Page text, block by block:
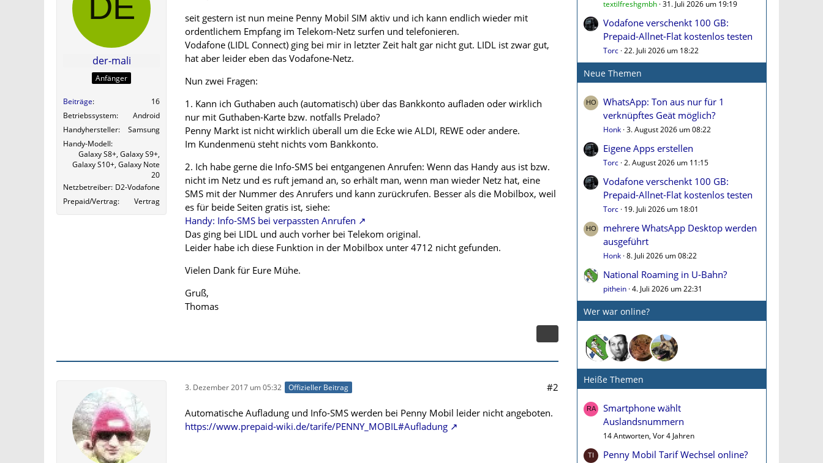
der-mali
Anfänger
Beiträge
16
Betriebssystem
Android
Handyhersteller
Samsung
Handy-Modell
Galaxy S8+, Galaxy S9+,
Galaxy S10+, Galaxy Note
20
Netzbetreiber D2-Vodafone
Prepaid/Vertrag
Vertrag
seit gestern ist nun meine Penny Mobil SIM aktiv und ich kann endlich wieder mit
ordentlichem Empfang im Telekom-Netz surfen und telefonieren.
Vodafone (LIDL Connect) ging bei mir in letzter Zeit halt gar nicht gut. LIDL ist zwar gut,
hat aber leider eben das Vodafone-Netz.
Nun zwei Fragen:
1. Kann ich Guthaben auch (automatisch) über das Bankkonto aufladen oder wirklich
nur mit Guthaben-Karte bzw. notfalls Prelado?
Penny Markt ist nicht wirklich überall um die Ecke wie ALDI, REWE oder andere.
Im Kundenmenü steht nichts vom Bankkonto.
2. Ich habe gerne die Info-SMS bei entgangenen Anrufen: Wenn das Handy aus ist bzw.
nicht im Netz und es ruft jemand an, so erhält man, wenn man wieder Netz hat, eine
SMS mit der Nummer des Anrufers und kann zurückrufen. Besser als die Mobilbox, weil
es für beide Seiten gratis ist, siehe:
Handy: Info-SMS bei verpassten Anrufen
Das ging bei LIDL und auch vorher bei Telekom original.
Leider habe ich diese Funktion in der Mobilbox unter 4712 nicht gefunden.
Vielen Dank für Eure Mühe.
Gruß,
Thomas
3. Dezember 2017 um 05:32 Offizieller Beitrag #2
Automatische Aufladung und Info-SMS werden bei Penny Mobil leider nicht angeboten.
https://www.prepaid-wiki.de/tarife/PENNY_MOBIL#Aufladung
textilfreshgmbh 31. Juli 2026 um 19:19
Vodafone verschenkt 100 GB:
Prepaid-Allnet-Flat kostenlos testen
Torc 22. Juli 2026 um 18:22
Neue Themen
WhatsApp: Ton aus nur für 1
verknüpftes Geät möglich?
Honk 3. August 2026 um 08:22
Eigene Apps erstellen
Torc 2. August 2026 um 11:15
Vodafone verschenkt 100 GB:
Prepaid-Allnet-Flat kostenlos testen
Torc 19. Juli 2026 um 18:01
mehrere WhatsApp Desktop werden
ausgeführt
Honk 8. Juli 2026 um 08:22
National Roaming in U-Bahn?
pithein 4. Juli 2026 um 22:31
Wer war online?
Heiße Themen
Smartphone wählt
Auslandsnummern
14 Antworten, Vor 4 Jahren
Penny Mobil Tarif Wechsel online?